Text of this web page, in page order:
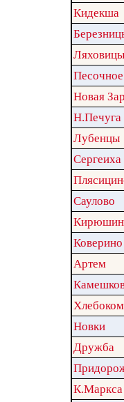
Кидекша
Ляховицы
Песочное
Новая
Н.Печуга
Лубенцы
Сергеиха
Саулово
Коверино
Артем
Новки
Дружба
К.Маркса